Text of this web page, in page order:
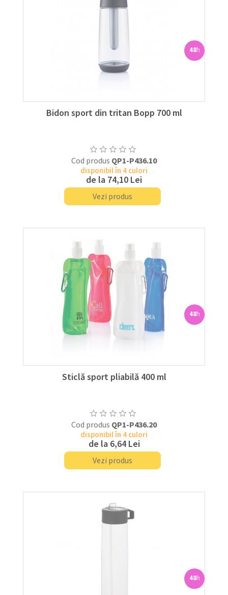
48h
Bidon sport din tritan Bopp 700 ml
Cod produs QP1-P436.10
disponibil în 4 culori
de la 74,10 Lei
Vezi produs
48h
Sticlă sport pliabilă 400 ml
Cod produs QP1-P436.20
disponibil în 4 culori
de la 6,64 Lei
Vezi produs
48h